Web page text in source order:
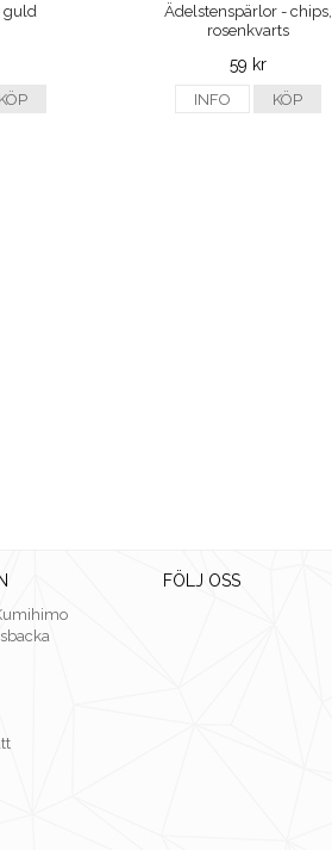
guld
KÖP
Ädelstenspärlor - chips,
rosenkvarts
59 kr
INFO KÖP
FÖLJ OSS